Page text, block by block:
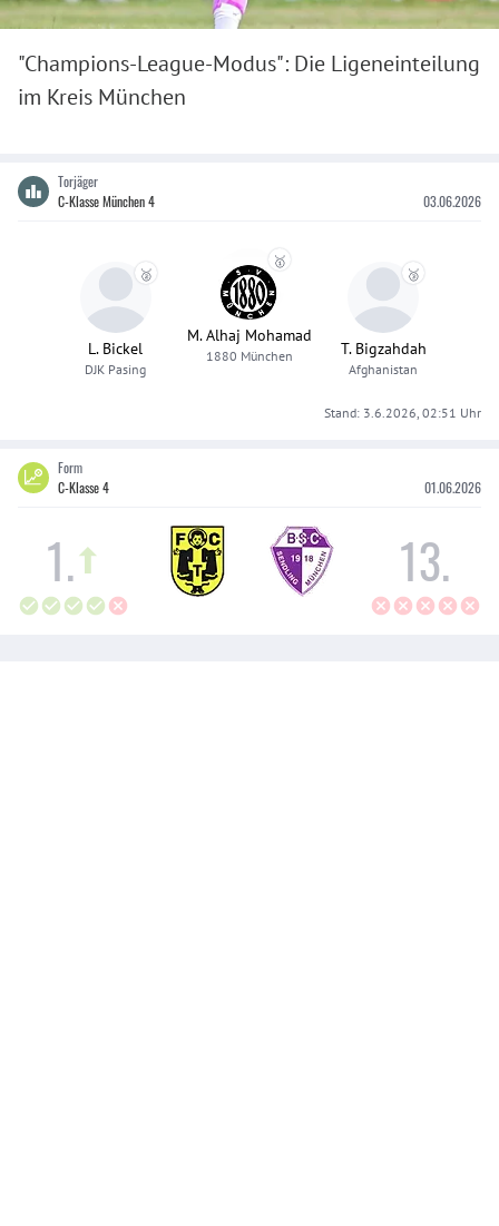
"Champions-League-Modus": Die Ligeneinteilung
im Kreis München
Torjäger
C-Klasse München 4
03.06.2026
🥈
L. Bickel
DJK Pasing
🥇
M. Alhaj Mohamad
1880 München
🥉
T. Bigzahdah
Afghanistan
Stand: 3.6.2026, 02:51 Uhr
Form
C-Klasse 4
01.06.2026
1. 13.